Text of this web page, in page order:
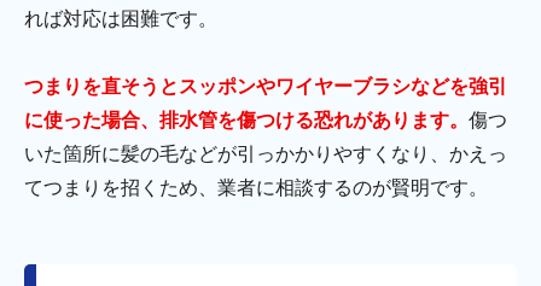
れば対応は困難です。
つまりを直そうとスッポンやワイヤーブラシなどを強引
に使った場合、排水管を傷つける恐れがあります。 傷つ
いた箇所に髪の毛などが引っかかりやすくなり、かえっ
てつまりを招くため、業者に相談するのが賢明です。